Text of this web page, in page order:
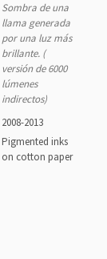
Sombra de una
llama generada
por una luz más
brillante. (
versión de 6000
lúmenes
indirectos)
2008-2013
Pigmented inks
on cotton paper